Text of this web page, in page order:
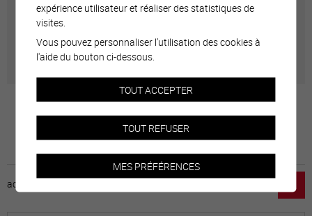
Géolocalisation de tous les points d'intérêt de la Ville
de Sierre.
accueil
expérience utilisateur et réaliser des statistiques de
visites.
Vous pouvez personnaliser l'utilisation des cookies à
l'aide du bouton ci-dessous.
TOUT ACCEPTER
TOUT REFUSER
MES PRÉFÉRENCES